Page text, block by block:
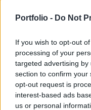
Portfolio - Do Not
If you wish to opt-out
processing of your
targeted advertising
section to confirm your
opt-out request is
interest-based ads
us or personal
esetleges tenger
be, a fővárosban
szirénák. Lvivet is
támadásban
Legfrissebb hétfői
2022. április 19.